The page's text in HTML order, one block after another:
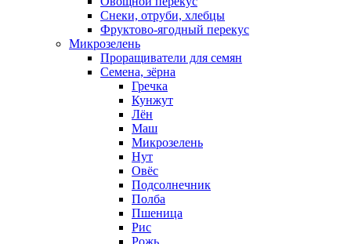
Снеки, отруби, хлебцы
Фруктово-ягодный перекус
Микрозелень
Проращиватели для семян
Семена, зёрна
Гречка
Кунжут
Лён
Маш
Микрозелень
Нут
Овёс
Подсолнечник
Полба
Пшеница
Рис
Рожь